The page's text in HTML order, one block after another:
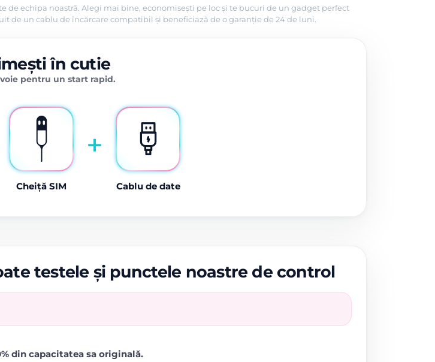
echipa noastră. Alegi mai bine, economisești pe loc și te bucuri de un gadget perfect
un cablu de încărcare compatibil și beneficiază de o garanție de 24 de luni.
în cutie
pentru un start rapid.
Cheiță SIM
+
Cablu de date
testele și punctele noastre de control
din capacitatea sa originală.